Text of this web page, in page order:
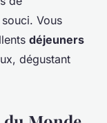
Vous
déjeuners
dégustant